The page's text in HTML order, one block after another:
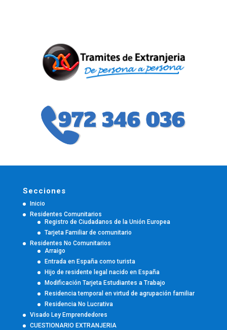
Secciones
Inicio
Residentes Comunitarios
Registro de Ciudadanos de la Unión Europea
Tarjeta Familiar de comunitario
Residentes No Comunitarios
Arraigo
Entrada en España como turista
Hijo de residente legal nacido en España
Modificación Tarjeta Estudiantes a Trabajo
Residencia temporal en virtud de agrupación familiar
Residencia No Lucrativa
Visado Ley Emprendedores
CUESTIONARIO EXTRANJERIA